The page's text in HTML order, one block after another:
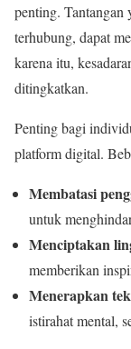
penting. Tantangan
terhubung, dapat
karena itu,
ditingkatkan.
Penting bagi
platform digital.
Membatasi
untuk
Menciptakan
memberikan
Menerapkan
istirahat mental,